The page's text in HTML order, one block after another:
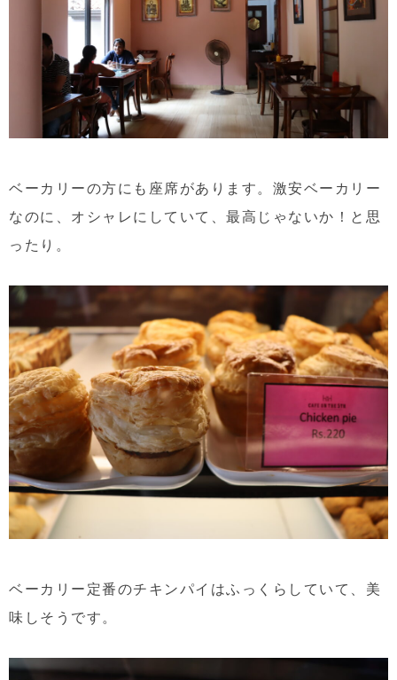
ベーカリーの方にも座席があります。激安ベーカリー
なのに、オシャレにしていて、最高じゃないか！と思
ったり。
ベーカリー定番のチキンパイはふっくらしていて、美
味しそうです。